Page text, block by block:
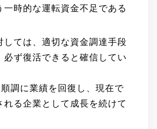
時的な運転資金不足である
しては、適切な資金調達手段
必ず復活できると確信してい
調に業績を回復し、現在で
れる企業として成長を続けて